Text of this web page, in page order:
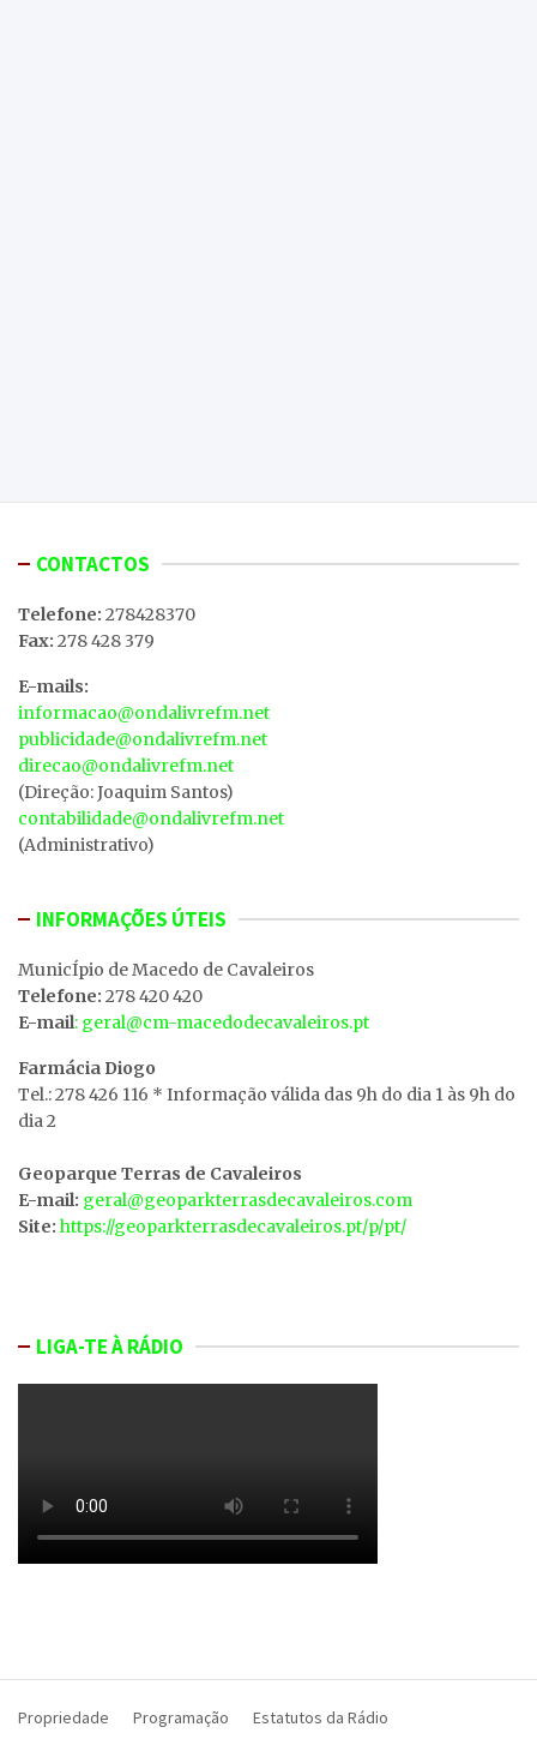
CONTACTOS
Telefone: 278428370
Fax: 278 428 379
E-mails:
informacao@ondalivrefm.net
publicidade@ondalivrefm.net
direcao@ondalivrefm.net
(Direção: Joaquim Santos)
contabilidade@ondalivrefm.net
(Administrativo)
INFORMAÇÕES ÚTEIS
MunicÍpio de Macedo de Cavaleiros
Telefone: 278 420 420
E-mail: geral@cm-macedodecavaleiros.pt
Farmácia Diogo
Tel.: 278 426 116 * Informação válida das 9h do dia 1 às 9h do
dia 2
Geoparque Terras de Cavaleiros
E-mail: geral@geoparkterrasdecavaleiros.com
Site: https://geoparkterrasdecavaleiros.pt/p/pt/
LIGA-TE À RÁDIO
Propriedade Programação Estatutos da Rádio